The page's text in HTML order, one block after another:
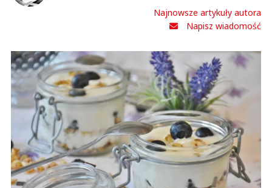
Najnowsze artykuły autora
Napisz wiadomość